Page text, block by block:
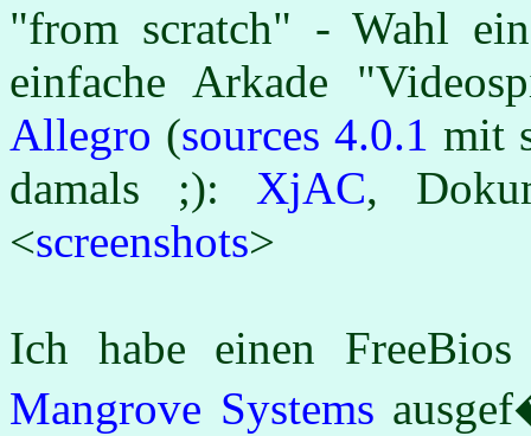
"from scratch" - Wahl
einfache Arkade
Allegro (sources 4.0.1 mit
damals ;): XjAC,
<screenshots>
Ich habe einen
Mangrove Systems